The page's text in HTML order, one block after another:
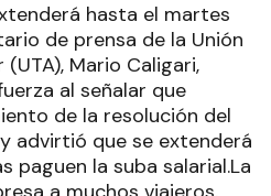
hasta el martes
de prensa de la Unión
Mario Caligari,
al señalar que
de la resolución del
advirtió que se extenderá
paguen la suba salarial.La